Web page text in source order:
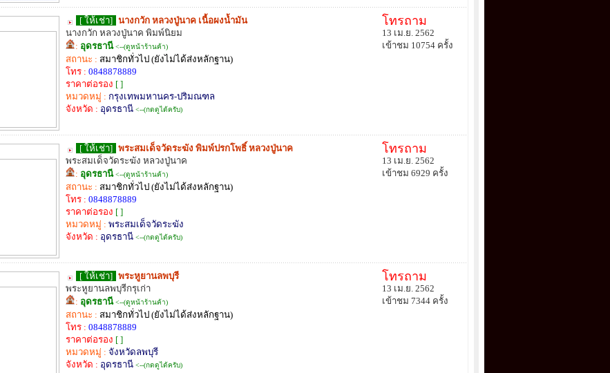
[ ให้เช่า] นางกวัก หลวงปู่นาค เนื้อผงน้ำมัน
นางกวัก หลวงปู่นาค พิมพ์นิยม
: อุดรธานี <--(ดูหน้าร้านค้า)
สถานะ : สมาชิกทั่วไป (ยังไม่ได้ส่งหลักฐาน)
โทร : 0848878889
ราคาต่อรอง [ ]
หมวดหมู่ : กรุงเทพมหานคร-ปริมณฑล
จังหวัด : อุดรธานี <--(กดดูได้ครับ)
โทรถาม
13 เม.ย. 2562
เข้าชม 10754 ครั้ง
[ ให้เช่า] พระสมเด็จวัดระฆัง พิมพ์ปรกโพธิ์ หลวงปู่นาค
พระสมเด็จวัดระฆัง หลวงปู่นาค
: อุดรธานี <--(ดูหน้าร้านค้า)
สถานะ : สมาชิกทั่วไป (ยังไม่ได้ส่งหลักฐาน)
โทร : 0848878889
ราคาต่อรอง [ ]
หมวดหมู่ : พระสมเด็จวัดระฆัง
จังหวัด : อุดรธานี <--(กดดูได้ครับ)
โทรถาม
13 เม.ย. 2562
เข้าชม 6929 ครั้ง
[ ให้เช่า] พระหูยานลพบุรี
พระหูยานลพบุรีกรุเก่า
: อุดรธานี <--(ดูหน้าร้านค้า)
สถานะ : สมาชิกทั่วไป (ยังไม่ได้ส่งหลักฐาน)
โทร : 0848878889
ราคาต่อรอง [ ]
หมวดหมู่ : จังหวัดลพบุรี
จังหวัด : อุดรธานี <--(กดดูได้ครับ)
โทรถาม
13 เม.ย. 2562
เข้าชม 7344 ครั้ง